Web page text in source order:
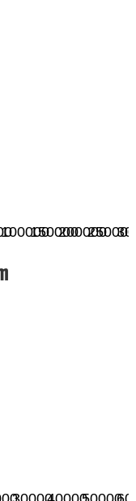
100000150000200000250000